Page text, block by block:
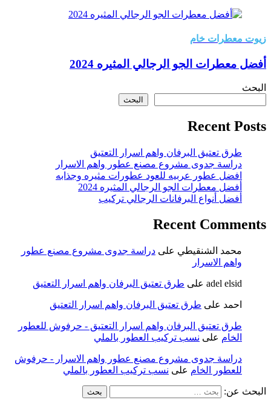
زيوت معطرات خام
أفضل معطرات الجو الرجالي المثيره 2024
البحث
البحث
Recent Posts
طرق تعتيق البرفان واهم اسرار التعتيق
دراسة جدوى مشروع مصنع عطور واهم الاسرار
افضل عطور عربيه للعود عطورات مثيره وجذابه
أفضل معطرات الجو الرجالي المثيره 2024
أفضل أنواع البرفانات الرجالي تركيب
Recent Comments
محمد الشنقيطي على دراسة جدوى مشروع مصنع عطور
واهم الاسرار
adel elsid على طرق تعتيق البرفان واهم اسرار التعتيق
احمد على طرق تعتيق البرفان واهم اسرار التعتيق
طرق تعتيق البرفان واهم اسرار التعتيق - حرفوش للعطور
الخام على نسب تركيب العطور بالملي
دراسة جدوى مشروع مصنع عطور واهم الاسرار - حرفوش
للعطور الخام على نسب تركيب العطور بالملي
البحث عن: